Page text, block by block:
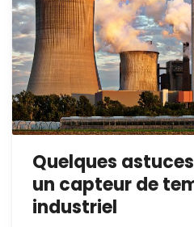
Quelques
un capteur de
industriel